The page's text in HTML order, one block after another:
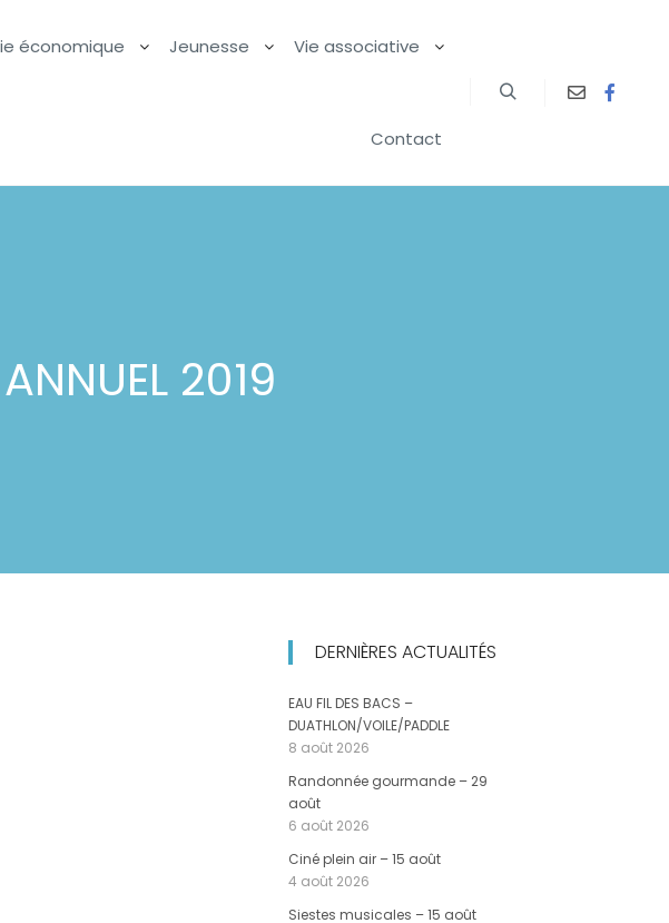
économique Jeunesse Vie associative
Contact
2019
DERNIÈRES ACTUALITÉS
EAU FIL DES BACS –
DUATHLON/VOILE/PADDLE
8 août 2026
Randonnée gourmande – 29
août
6 août 2026
Ciné plein air – 15 août
4 août 2026
Siestes musicales – 15 août